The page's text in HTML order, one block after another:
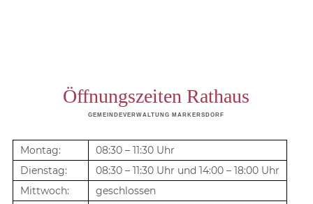
Öffnungszeiten Rathaus
GEMEINDEVERWALTUNG MARKERSDORF
Montag:
08:30 – 11:30 Uhr
Dienstag:
08:30 – 11:30 Uhr und 14:00 – 18:00 Uhr
Mittwoch:
geschlossen